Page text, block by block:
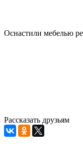
Оснастили мебелью
Рассказать друзьям